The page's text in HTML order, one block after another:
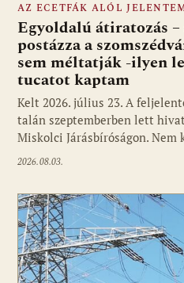
AZ ECETFÁK ALÓL
Egyoldalú átiratozás
postázza a
sem méltatják -ilyen
tucatot kaptam
Kelt 2026. július 23. A
talán szeptemberben lett
Miskolci Járásbíróságon.
2026.08.03.